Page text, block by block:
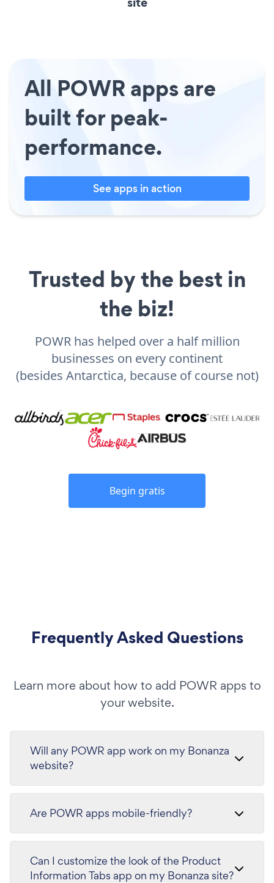
All POWR apps are
built for peak-
performance.
See apps in action
Trusted by the best in
the biz!
POWR has helped over a half million
businesses on every continent
(besides Antarctica, because of course not)
Begin gratis
Frequently Asked Questions
Learn more about how to add POWR apps to
your website.
Will any POWR app work on my Bonanza
website?
Are POWR apps mobile-friendly?
Can I customize the look of the Product
Information Tabs app on my Bonanza site?